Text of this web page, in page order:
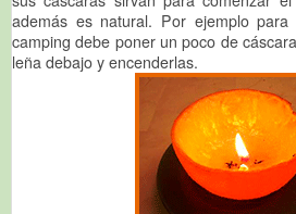
además es natural. Por ejemplo
camping debe poner un poco de
leña debajo y encenderlas.